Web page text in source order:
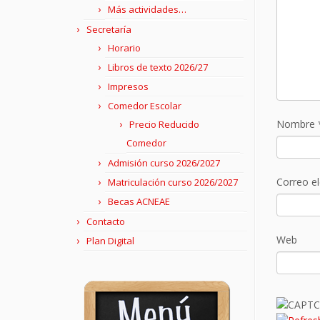
Más actividades…
Secretaría
Horario
Libros de texto 2026/27
Impresos
Comedor Escolar
Precio Reducido
Comedor
Admisión curso 2026/2027
Matriculación curso 2026/2027
Becas ACNEAE
Contacto
Plan Digital
Nombre
Correo
Web